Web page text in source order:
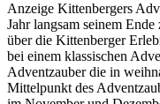
Anzeige Kittenbergers
Jahr langsam seinem
über die Kittenberger
bei einem klassischen
Adventzauber die in
Mittelpunkt des